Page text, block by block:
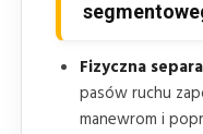
Fizyczna
pasów ruchu
manewrom i